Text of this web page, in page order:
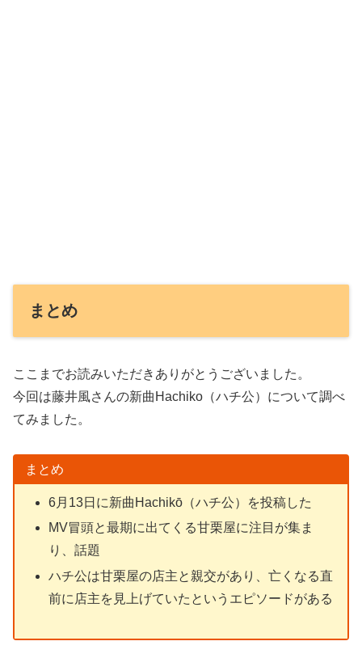
まとめ
ここまでお読みいただきありがとうございました。
今回は藤井風さんの新曲Hachiko（ハチ公）について調べ
てみました。
まとめ
6月13日に新曲Hachikō（ハチ公）を投稿した
MV冒頭と最期に出てくる甘栗屋に注目が集ま
り、話題
ハチ公は甘栗屋の店主と親交があり、亡くなる直
前に店主を見上げていたというエピソードがある